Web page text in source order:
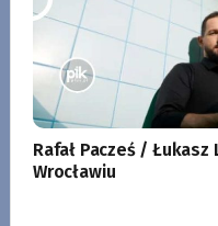
Rafał Pacześ /
Wrocławiu